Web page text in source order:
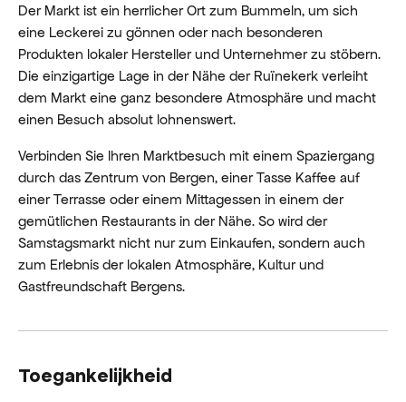
Der Markt ist ein herrlicher Ort zum Bummeln, um sich
eine Leckerei zu gönnen oder nach besonderen
Produkten lokaler Hersteller und Unternehmer zu stöbern.
Die einzigartige Lage in der Nähe der Ruïnekerk verleiht
dem Markt eine ganz besondere Atmosphäre und macht
einen Besuch absolut lohnenswert.
Verbinden Sie Ihren Marktbesuch mit einem Spaziergang
durch das Zentrum von Bergen, einer Tasse Kaffee auf
einer Terrasse oder einem Mittagessen in einem der
gemütlichen Restaurants in der Nähe. So wird der
Samstagsmarkt nicht nur zum Einkaufen, sondern auch
zum Erlebnis der lokalen Atmosphäre, Kultur und
Gastfreundschaft Bergens.
Toegankelijkheid